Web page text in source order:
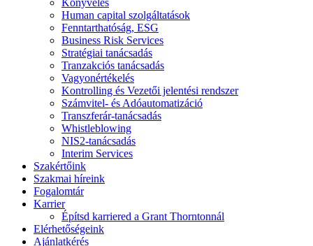
Könyvelés
Human capital szolgáltatások
Fenntarthatóság, ESG
Business Risk Services
Stratégiai tanácsadás
Tranzakciós tanácsadás
Vagyonértékelés
Kontrolling és Vezetői jelentési rendszer
Számvitel- és Adóautomatizáció
Transzferár-tanácsadás
Whistleblowing
NIS2-tanácsadás
Interim Services
Szakértőink
Szakmai híreink
Fogalomtár
Karrier
Építsd karriered a Grant Thorntonnál
Elérhetőségeink
Ajánlatkérés